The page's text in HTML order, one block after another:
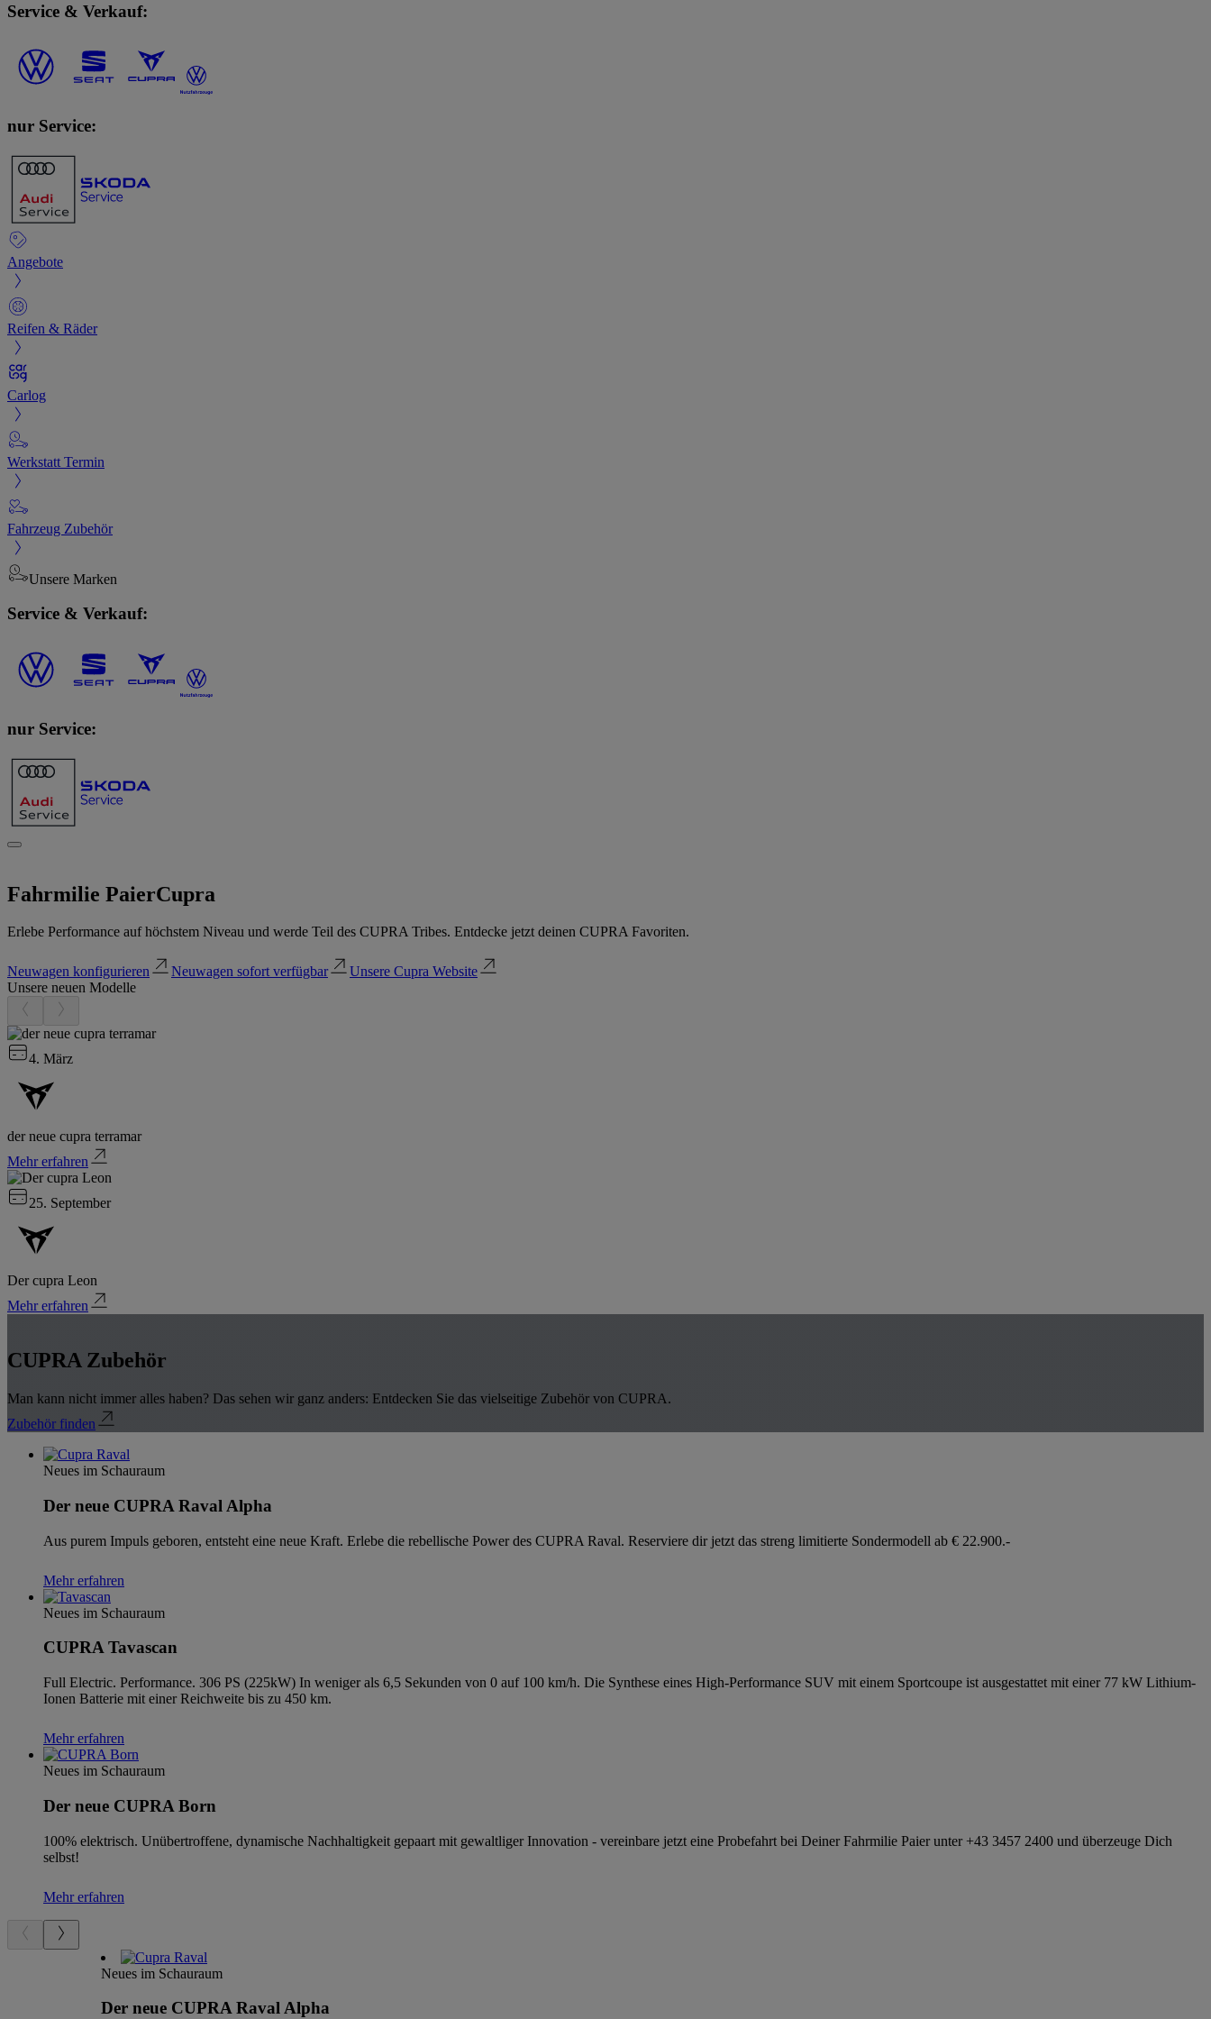
Service & Verkauf:
nur Service:
Angebote
Reifen & Räder
Carlog
Werkstatt Termin
Fahrzeug Zubehör
Unsere Marken
Service & Verkauf:
nur Service:
Fahrmilie PaierCupra
Erlebe Performance auf höchstem Niveau und werde Teil des CUPRA Tribes. Entdecke jetzt deinen CUPRA Favoriten.
Neuwagen konfigurieren Neuwagen sofort verfügbar
Unsere Cupra Website
Unsere neuen Modelle
4. März
der neue cupra terramar
Mehr erfahren
25. September
Der cupra Leon
Mehr erfahren
CUPRA Zubehör
Man kann nicht immer alles haben? Das sehen wir ganz anders: Entdecken Sie das vielseitige Zubehör von CUPRA.
Zubehör finden
Neues im Schauraum
Der neue CUPRA Raval Alpha
Aus purem Impuls geboren, entsteht eine neue Kraft. Erlebe die rebellische Power des CUPRA Raval. Reserviere dir jetzt das streng limitierte Sondermodell ab € 22.900.-
Mehr erfahren
Neues im Schauraum
CUPRA Tavascan
Full Electric. Performance. 306 PS (225kW) In weniger als 6,5 Sekunden von 0 auf 100 km/h. Die Synthese eines High-Performance SUV mit einem Sportcoupe ist ausgestattet mit einer 77 kW Lithium-
Ionen Batterie mit einer Reichweite bis zu 450 km.
Mehr erfahren
Neues im Schauraum
Der neue CUPRA Born
100% elektrisch. Unübertroffene, dynamische Nachhaltigkeit gepaart mit gewaltliger Innovation - vereinbare jetzt eine Probefahrt bei Deiner Fahrmilie Paier unter +43 3457 2400 und überzeuge Dich
selbst!
Mehr erfahren
Neues im Schauraum
Der neue CUPRA Raval Alpha